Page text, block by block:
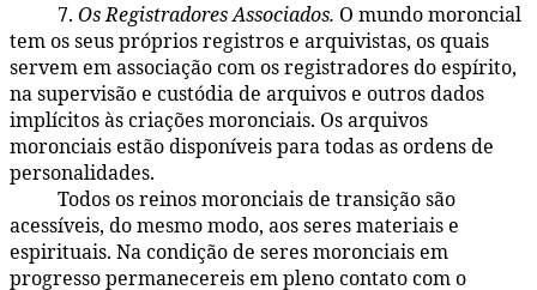
7. Os Registradores Associados. O mundo moroncial
tem os seus próprios registros e arquivistas, os quais
servem em associação com os registradores do espírito,
na supervisão e custódia de arquivos e outros dados
implícitos às criações moronciais. Os arquivos
moronciais estão disponíveis para todas as ordens de
personalidades.
48:2.26Todos os reinos moronciais de transição são
acessíveis, do mesmo modo, aos seres materiais e
espirituais. Na condição de seres moronciais em
progresso permanecereis em pleno contato com o